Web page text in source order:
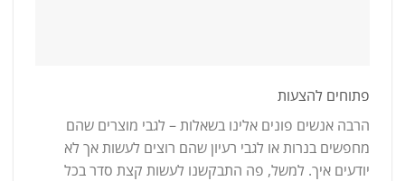
פתוחים להצעות
הרבה אנשים פונים אלינו בשאלות – לגבי מוצרים שהם
מחפשים בנרות או לגבי רעיון שהם רוצים לעשות אך לא
יודעים איך. למשל, פה התבקשנו לעשות קצת סדר בכל